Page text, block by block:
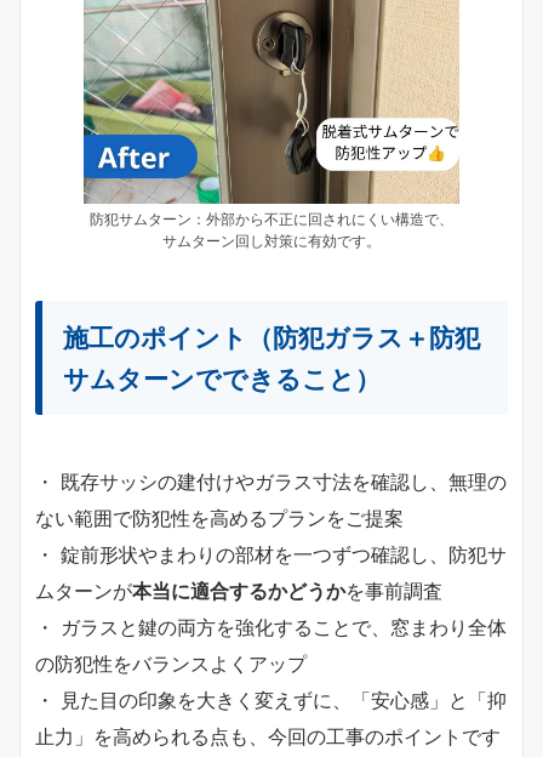
防犯サムターン：外部から不正に回されにくい構造で、
サムターン回し対策に有効です。
施工のポイント（防犯ガラス＋防犯
サムターンでできること）
・ 既存サッシの建付けやガラス寸法を確認し、無理の
ない範囲で防犯性を高めるプランをご提案
・ 錠前形状やまわりの部材を一つずつ確認し、防犯サ
ムターンが本当に適合するかどうかを事前調査
・ ガラスと鍵の両方を強化することで、窓まわり全体
の防犯性をバランスよくアップ
・ 見た目の印象を大きく変えずに、「安心感」と「抑
止力」を高められる点も、今回の工事のポイントです